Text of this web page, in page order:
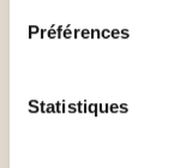
Préférences
Statistiques